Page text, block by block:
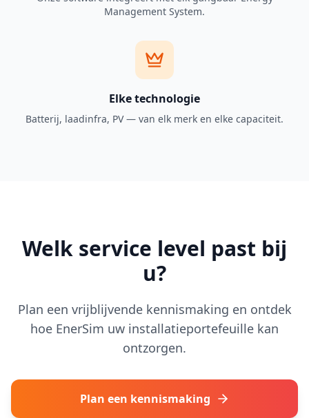
Management System.
Elke technologie
Batterij, laadinfra, PV — van elk merk en elke capaciteit.
Welk service level past bij
u?
Plan een vrijblijvende kennismaking en ontdek
hoe EnerSim uw installatieportefeuille kan
ontzorgen.
Plan een kennismaking